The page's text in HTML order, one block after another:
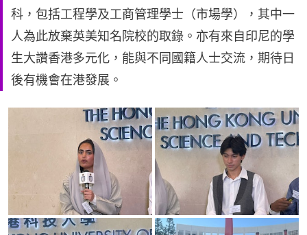
科，包括工程學及工商管理學士（市場學），其中一
人為此放棄英美知名院校的取錄。亦有來自印尼的學
生大讚香港多元化，能與不同國籍人士交流，期待日
後有機會在港發展。